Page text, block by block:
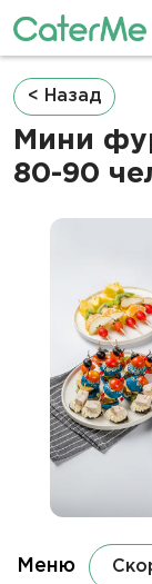
Строка
навигации
< Назад
Мини
80-90
Меню